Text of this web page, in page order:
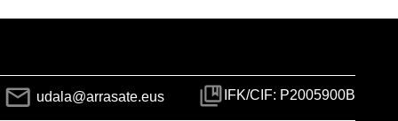
udala@arrasate.eus IFK/CIF: P2005900B